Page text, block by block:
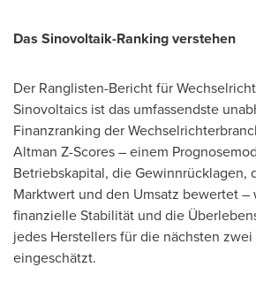
Das Sinovoltaik-Ranking verstehen
Der Ranglisten-Bericht für
Sinovoltaics ist das umfassendste
Finanzranking der
Altman Z-Scores – einem
Betriebskapital, die Gewinnrücklagen,
Marktwert und den Umsatz bewertet –
finanzielle Stabilität und die
jedes Herstellers für die nächsten
eingeschätzt.